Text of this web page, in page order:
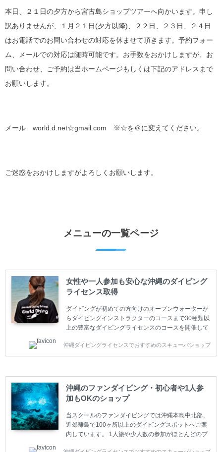
本日、２１日の夕方から宮古島ショップツアーへ向かいます。申し
訳ありませんが、１月２１日(夕方以降)、２２日、２３日、２４日
はお電話でのお問い合わせの対応を休ませて頂きます。予約フォー
ム、メールでの対応は随時可能です。お手数をおかけしますが、お
問い合わせ、ご予約は当ホームページもしくは下記のアドレスまで
お願いします。
メール world.d.net☆gmail.com ※☆を＠に変えてください。
ご迷惑をおかけしますがよろしくお願いします。
メニューの一覧ページ
女性や一人参加も安心な沖縄のダイビング
ライセンス取得
ダイビングが初めての方向けのオープンウォーターか
らダイビングインストラクターのコースまで30種類以
上の豊富なダイビングライセンスのコースを開催して
(TEC)のコースもご用意しています。 当スクールを受
講するお客様は一人参加などの少人数のご参加が最も
は年間を通じてキャンペーンを行っています。 ベーシ
ックダイバー(Cカード) 1日間+eラーニング 最安値キ
ャンペーン ￥22800(税込) ￥16800(税込) 器材 / 送
迎 / 保険 / 全て込み ダイビング...
沖縄ダイビングライセンスでおすすめのスキューバショップ
沖縄のファンダイビング・初心者や1人参
加もOKのショップ
当スクールのファンダイビングでは沖縄本島中北部、
近郊離島で100ヶ所以上のダイビングスポットへご案
内しています。 1人旅や少人数の参加がほとんどのプ